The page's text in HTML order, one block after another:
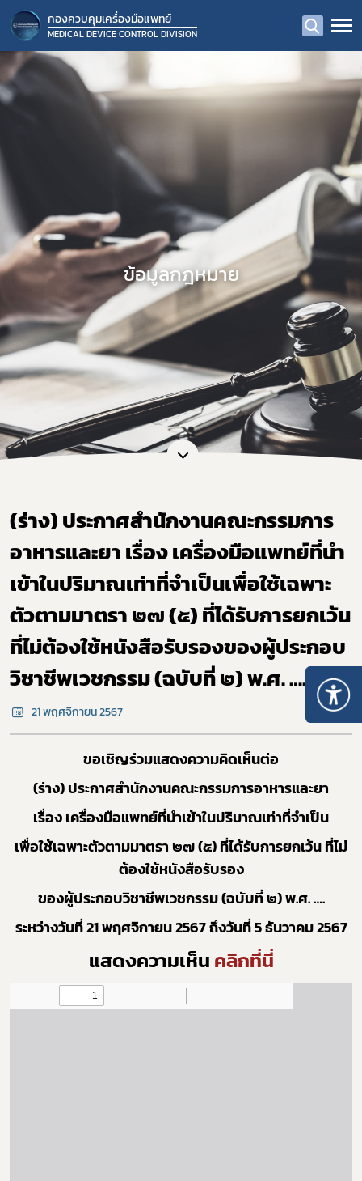
กองควบคุมเครื่องมือแพทย์
MEDICAL DEVICE CONTROL DIVISION
ข้อมูลกฎหมาย
(ร่าง) ประกาศสำนักงานคณะกรรมการ
อาหารและยา เรื่อง เครื่องมือแพทย์ที่นำ
เข้าในปริมาณเท่าที่จำเป็นเพื่อใช้เฉพาะ
ตัวตามมาตรา ๒๗ (๕) ที่ได้รับการยกเว้น
ที่ไม่ต้องใช้หนังสือรับรองของผู้ประกอบ
วิชาชีพเวชกรรม (ฉบับที่ ๒) พ.ศ. ….
21 พฤศจิกายน 2567
ขอเชิญร่วมแสดงความคิดเห็นต่อ
(ร่าง) ประกาศสำนักงานคณะกรรมการอาหารและยา
เรื่อง เครื่องมือแพทย์ที่นำเข้าในปริมาณเท่าที่จำเป็น
เพื่อใช้เฉพาะตัวตามมาตรา ๒๗ (๕) ที่ได้รับการยกเว้น ที่ไม่
ต้องใช้หนังสือรับรอง
ของผู้ประกอบวิชาชีพเวชกรรม (ฉบับที่ ๒) พ.ศ. ….
ระหว่างวันที่ 21 พฤศจิกายน 2567 ถึงวันที่ 5 ธันวาคม 2567
แสดงความเห็น คลิกที่นี่